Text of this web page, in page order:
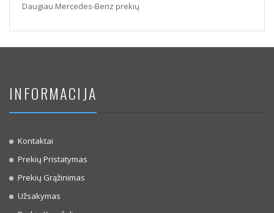
Daugiau Mercedes-Benz prekių
INFORMACIJA
Kontaktai
Prekių Pristatymas
Prekių Grąžinimas
Užsakymas